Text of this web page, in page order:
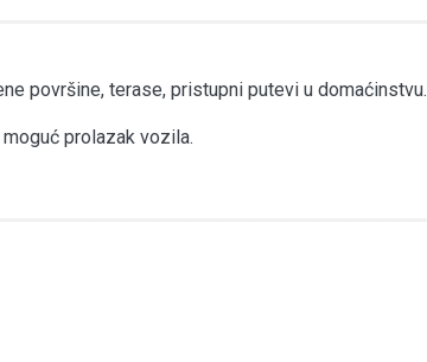
površine, terase, pristupni putevi u domaćinstvu.
moguć prolazak vozila.